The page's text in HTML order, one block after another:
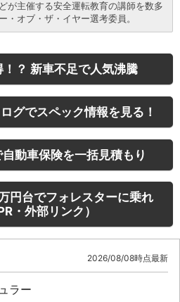
が主催する安全運転教育の講師を数多
・オブ・ザ・イヤー選考委員。
！？ 新車不足で人気沸騰
グでスペック情報を見る！
自動車保険を一括見積もり
円台でフォレスターに乗れ
・外部リンク）
2026/08/08時点最新
ラー